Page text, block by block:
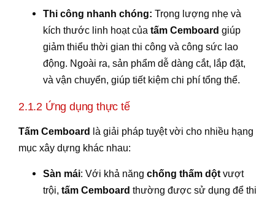
Thi công nhanh chóng: Trọng lượng nhẹ và
kích thước linh hoạt của tấm Cemboard giúp
giảm thiểu thời gian thi công và công sức lao
động. Ngoài ra, sản phẩm dễ dàng cắt, lắp đặt,
và vận chuyển, giúp tiết kiệm chi phí tổng thể.
2.1.2 Ứng dụng thực tế
Tấm Cemboard
là giải pháp tuyệt vời cho nhiều hạng
mục xây dựng khác nhau:
Sàn mái: Với khả năng chống thấm dột vượt
trội, tấm Cemboard thường được sử dụng để thi